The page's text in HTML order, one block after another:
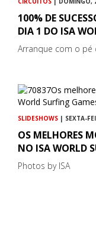
100% DE
DIA 1 DO ISA
Arranque com o pé
SLIDESHOWS | SEXTA-
OS MELHORES
NO ISA WORLD
Photos by ISA